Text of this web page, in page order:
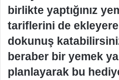
birlikte yaptığınız
tariflerini de
dokunuş
beraber bir yemek
planlayarak bu